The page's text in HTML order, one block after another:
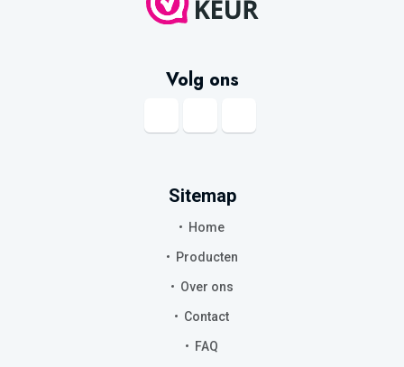
Volg ons
Sitemap
Home
Producten
Over ons
Contact
FAQ